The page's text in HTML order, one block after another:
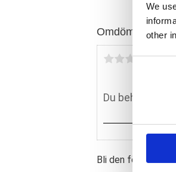
We
other
C
S
Omdömen
Bli den första att